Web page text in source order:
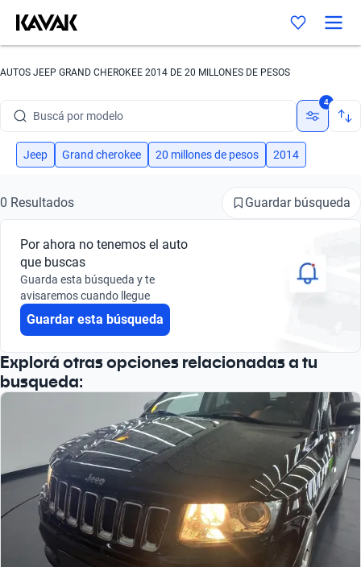
AUTOS JEEP GRAND CHEROKEE 2014 DE 20 MILLONES DE PESOS
Buscá por modelo
Buscá por versión
Buscá por marca
Buscá por modelo
Buscá por versión
4
Jeep Grand cherokee 20 millones de pesos 2014
0 Resultados Guardar búsqueda
Por ahora no tenemos el auto
que buscas
Guarda esta búsqueda y te
avisaremos cuando llegue
Guardar esta búsqueda
Explorá otras opciones relacionadas a tu
busqueda: